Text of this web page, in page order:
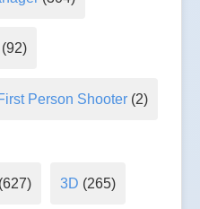
(92)
Person Shooter (2)
(627) 3D (265)